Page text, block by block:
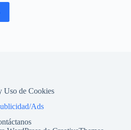
Uso de Cookies
Ads